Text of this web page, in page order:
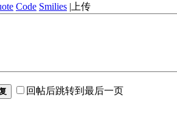
Code Smilies | 上传
回帖后跳转到最后一页